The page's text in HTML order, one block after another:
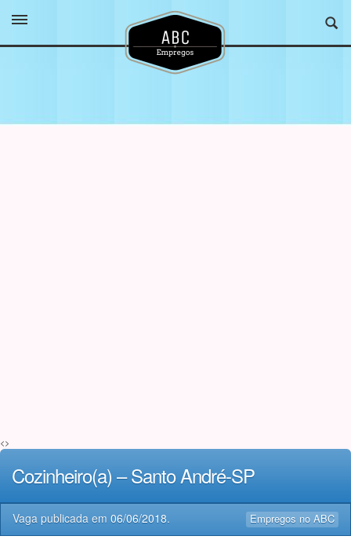
<>
Cozinheiro(a) – Santo André-SP
Empregos no ABC
Vaga publicada em 06/06/2018.